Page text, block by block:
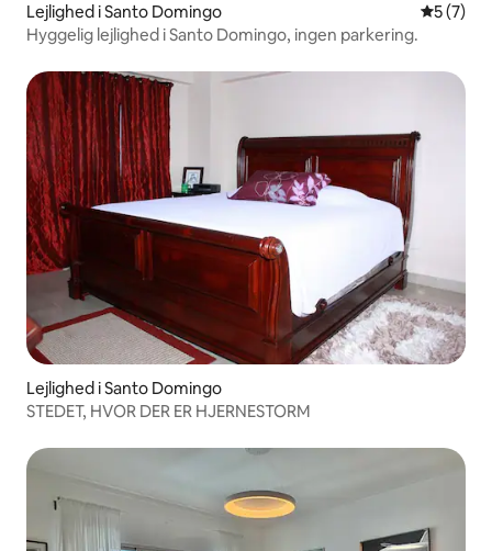
Lejlighed i Santo Domingo 5 ud af 5
5 (7)
Hyggelig lejlighed i Santo Domingo, ingen parkering.
Lejlighed i Santo Domingo
STEDET, HVOR DER ER HJERNESTORM